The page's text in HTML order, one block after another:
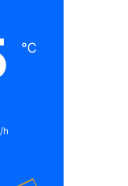
℃
h